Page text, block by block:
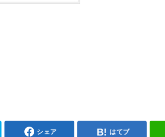
シェア はてブ